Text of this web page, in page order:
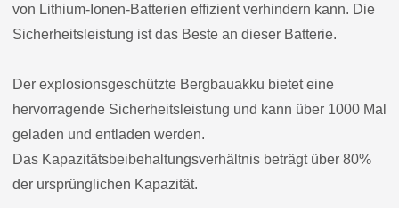
von Lithium-Ionen-Batterien effizient verhindern kann. Die
Sicherheitsleistung ist das Beste an dieser Batterie.
Der explosionsgeschützte Bergbauakku bietet eine
hervorragende Sicherheitsleistung und kann über 1000 Mal
geladen und entladen werden.
Das Kapazitätsbeibehaltungsverhältnis beträgt über 80%
der ursprünglichen Kapazität.